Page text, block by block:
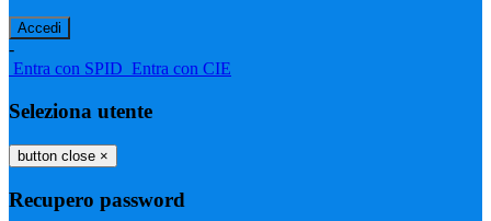
-
Entra con SPID Entra con CIE
Seleziona utente
button close ×
Recupero password